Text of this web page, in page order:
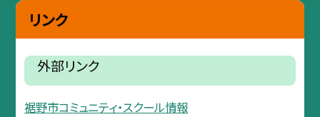
リンク
外部リンク
裾野市コミュニティ・スクール情報